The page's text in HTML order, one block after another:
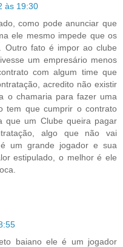
às 19:30
como pode anunciar que
ele mesmo impede que os
Outro fato é impor ao clube
um empresário menos
com algum time que
acredito não existir
o chamaria para fazer uma
tem que cumprir o contrato
que um Clube queira pagar
algo que não vai
um grande jogador e sua
estipulado, o melhor é ele
baiano ele é um jogador